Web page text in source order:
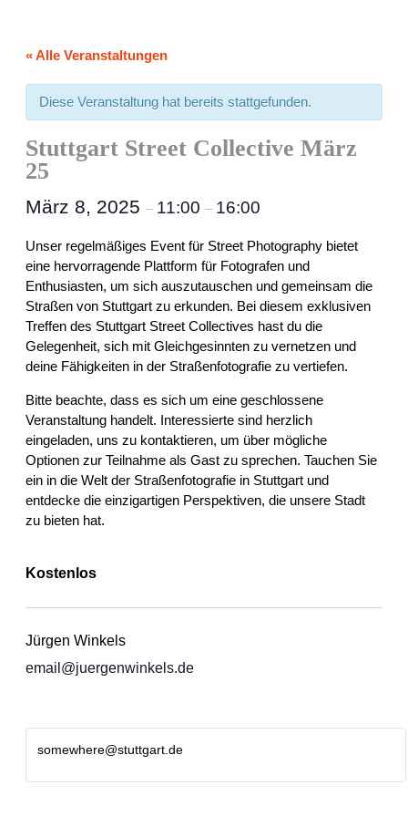
« Alle Veranstaltungen
Diese Veranstaltung hat bereits stattgefunden.
Stuttgart Street Collective März
25
März 8, 2025 – 11:00 – 16:00
Unser regelmäßiges Event für Street Photography bietet
eine hervorragende Plattform für Fotografen und
Enthusiasten, um sich auszutauschen und gemeinsam die
Straßen von Stuttgart zu erkunden. Bei diesem exklusiven
Treffen des Stuttgart Street Collectives hast du die
Gelegenheit, sich mit Gleichgesinnten zu vernetzen und
deine Fähigkeiten in der Straßenfotografie zu vertiefen.
Bitte beachte, dass es sich um eine geschlossene
Veranstaltung handelt. Interessierte sind herzlich
eingeladen, uns zu kontaktieren, um über mögliche
Optionen zur Teilnahme als Gast zu sprechen. Tauchen Sie
ein in die Welt der Straßenfotografie in Stuttgart und
entdecke die einzigartigen Perspektiven, die unsere Stadt
zu bieten hat.
Kostenlos
Jürgen Winkels
email@juergenwinkels.de
somewhere@stuttgart.de